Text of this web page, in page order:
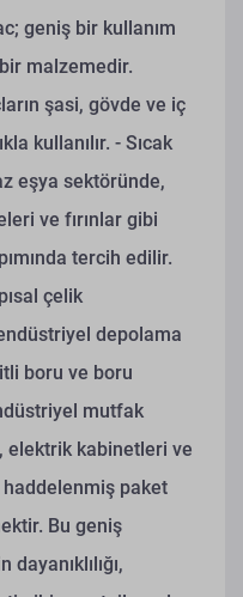
geniş bir kullanım
malzemedir.
şasi, gövde ve iç
kullanılır. - Sıcak
eşya sektöründe,
ve fırınlar gibi
tercih edilir.
çelik
depolama
boru ve boru
mutfak
elektrik kabinetleri ve
paket
Bu geniş